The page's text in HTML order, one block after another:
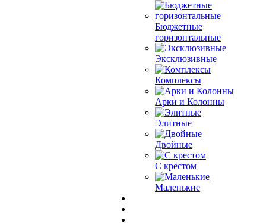
Бюджетные
горизонтальные
Эксклюзивные
Комплексы
Арки и Колонны
Элитные
Двойные
С крестом
Маленькие